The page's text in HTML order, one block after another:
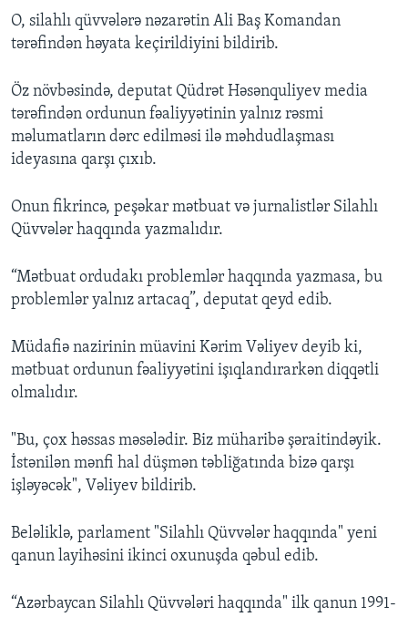
O, silahlı qüvvələrə nəzarətin Ali Baş Komandan
tərəfindən həyata keçirildiyini bildirib.
Öz növbəsində, deputat Qüdrət Həsənquliyev media
tərəfindən ordunun fəaliyyətinin yalnız rəsmi
məlumatların dərc edilməsi ilə məhdudlaşması
ideyasına qarşı çıxıb.
Onun fikrincə, peşəkar mətbuat və jurnalistlər Silahlı
Qüvvələr haqqında yazmalıdır.
“Mətbuat ordudakı problemlər haqqında yazmasa, bu
problemlər yalnız artacaq”, deputat qeyd edib.
Müdafiə nazirinin müavini Kərim Vəliyev deyib ki,
mətbuat ordunun fəaliyyətini işıqlandırarkən diqqətli
olmalıdır.
"Bu, çox həssas məsələdir. Biz müharibə şəraitindəyik.
İstənilən mənfi hal düşmən təbliğatında bizə qarşı
işləyəcək", Vəliyev bildirib.
Beləliklə, parlament "Silahlı Qüvvələr haqqında" yeni
qanun layihəsini ikinci oxunuşda qəbul edib.
“Azərbaycan Silahlı Qüvvələri haqqında" ilk qanun 1991-